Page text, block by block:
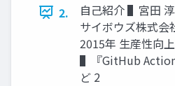
2.
⾃⼰紹介 ▌宮⽥
サイボウズ株式会
2015年 ⽣産性向
▌『GitHub
ど 2